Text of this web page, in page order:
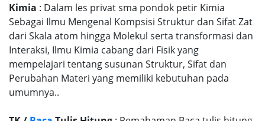
Kimia : Dalam les privat sma pondok petir Kimia
Sebagai Ilmu Mengenal Kompsisi Struktur dan Sifat Zat
dari Skala atom hingga Molekul serta transformasi dan
Interaksi, Ilmu Kimia cabang dari Fisik yang
mempelajari tentang susunan Struktur, Sifat dan
Perubahan Materi yang memiliki kebutuhan pada
umumnya..